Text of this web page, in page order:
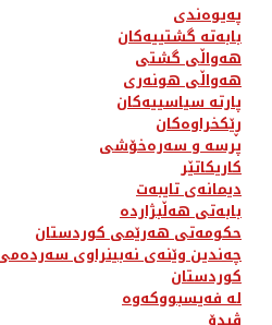
پەیوەندی
بابەتە گشتییەکان
هەواڵی گشتی
هەواڵی هونەری
پارتە سیاسییەکان
ڕێکخراوەکان
پرسە و سەرەخۆشی
کاریکاتێر
دیمانەی تایبەت
بابەتی هەڵبژاردە
حکومەتی هەرێمی کوردستان
چەندین وێنەی نەبینراوی
کوردستان
لە فەیسبووکەوە